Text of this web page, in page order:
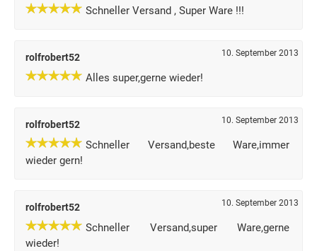
Schneller Versand , Super Ware !!!
rolfrobert52 10. September 2013
Alles super,gerne wieder!
rolfrobert52 10. September 2013
Schneller Versand,beste Ware,immer
wieder gern!
rolfrobert52 10. September 2013
Schneller Versand,super Ware,gerne
wieder!